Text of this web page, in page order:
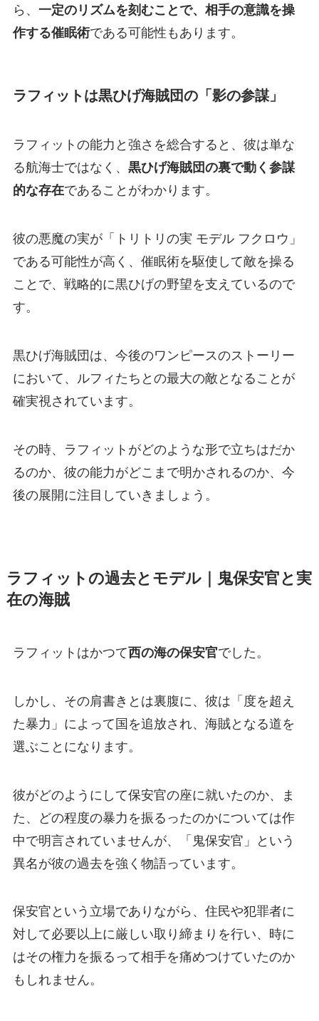
ら、 一定のリズムを刻むことで、相手の意識を操
作する催眠術である可能性もあります。
ラフィットは黒ひげ海賊団の「影の参謀」
ラフィットの能力と強さを総合すると、彼は単な
る航海士ではなく、 黒ひげ海賊団の裏で動く参謀
的な存在であることがわかります。
彼の悪魔の実が「トリトリの実 モデル フクロウ」
である可能性が高く、催眠術を駆使して敵を操る
ことで、戦略的に黒ひげの野望を支えているので
す。
黒ひげ海賊団は、今後のワンピースのストーリー
において、ルフィたちとの最大の敵となることが
確実視されています。
その時、ラフィットがどのような形で立ちはだか
るのか、彼の能力がどこまで明かされるのか、今
後の展開に注目していきましょう。
ラフィットの過去とモデル｜鬼保安官と実
在の海賊
ラフィットはかつて西の海の保安官でした。
しかし、その肩書きとは裏腹に、彼は「度を超え
た暴力」によって国を追放され、海賊となる道を
選ぶことになります。
彼がどのようにして保安官の座に就いたのか、ま
た、どの程度の暴力を振るったのかについては作
中で明言されていませんが、「鬼保安官」という
異名が彼の過去を強く物語っています。
保安官という立場でありながら、住民や犯罪者に
対して必要以上に厳しい取り締まりを行い、時に
はその権力を振るって相手を痛めつけていたのか
もしれません。